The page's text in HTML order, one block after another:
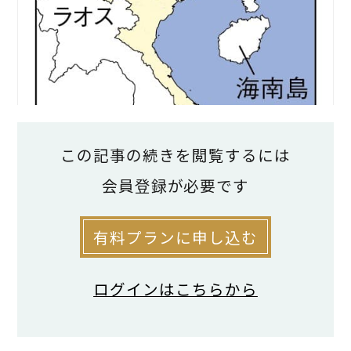
この記事の続きを閲覧するには
会員登録が必要です
有料プランに申し込む
ログインはこちらから